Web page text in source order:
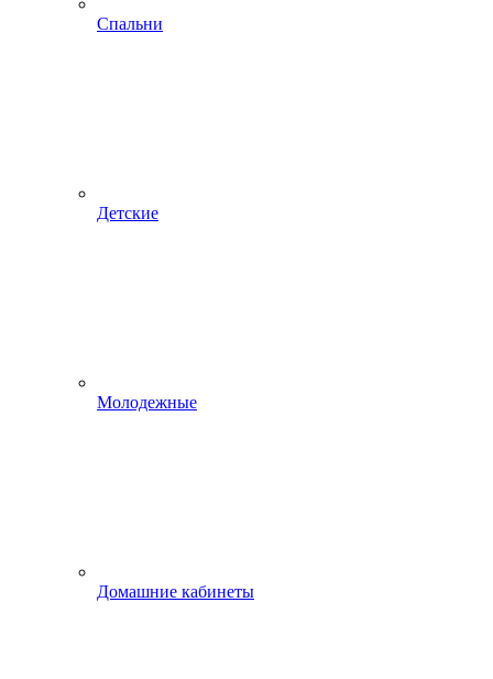
Спальни
Детские
Молодежные
Домашние кабинеты